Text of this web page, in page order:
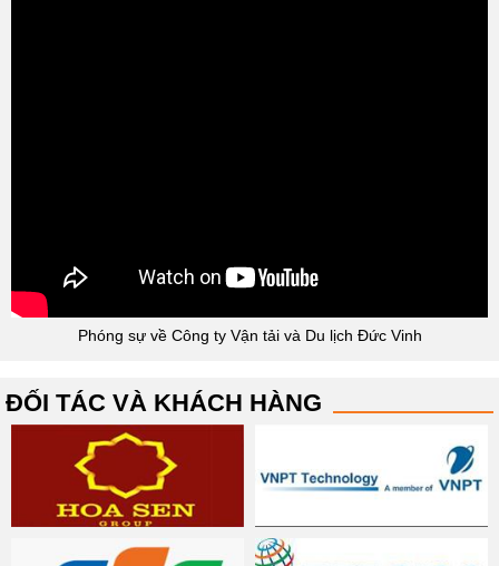
Phóng sự về Công ty Vận tải và Du lịch Đức Vinh
ĐỐI TÁC VÀ KHÁCH HÀNG